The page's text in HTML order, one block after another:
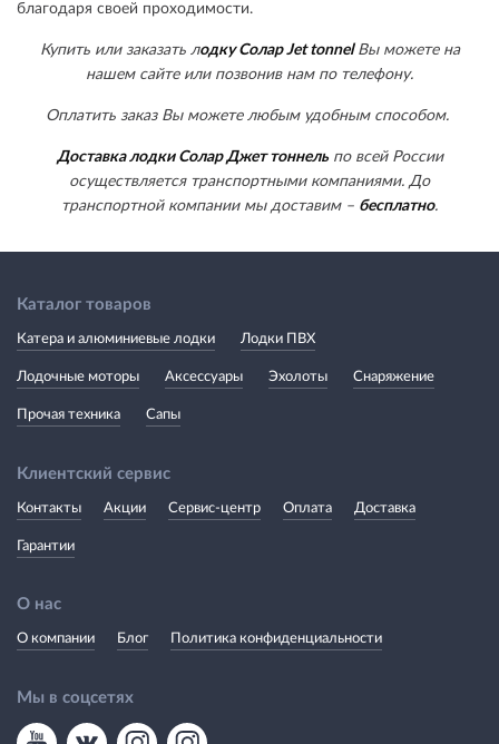
благодаря своей проходимости.
Купить или заказать лодку Солар Jet tonnelВы можете на
нашем сайте или позвонив нам по телефону.
Оплатить заказ Вы можете любым удобным способом.
Доставка лодки Солар Джет тоннельпо всей России
осуществляется транспортными компаниями. До
транспортной компании мы доставим – бесплатно.
Каталог товаров
Катера и алюминиевые лодки Лодки ПВХ
Лодочные моторы Аксессуары Эхолоты Снаряжение
Прочая техника Сапы
Клиентский сервис
Контакты Акции Сервис-центр Оплата Доставка
Гарантии
О нас
О компании Блог Политика конфиденциальности
Мы в соцсетях